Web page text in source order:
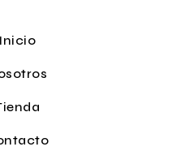
Inicio